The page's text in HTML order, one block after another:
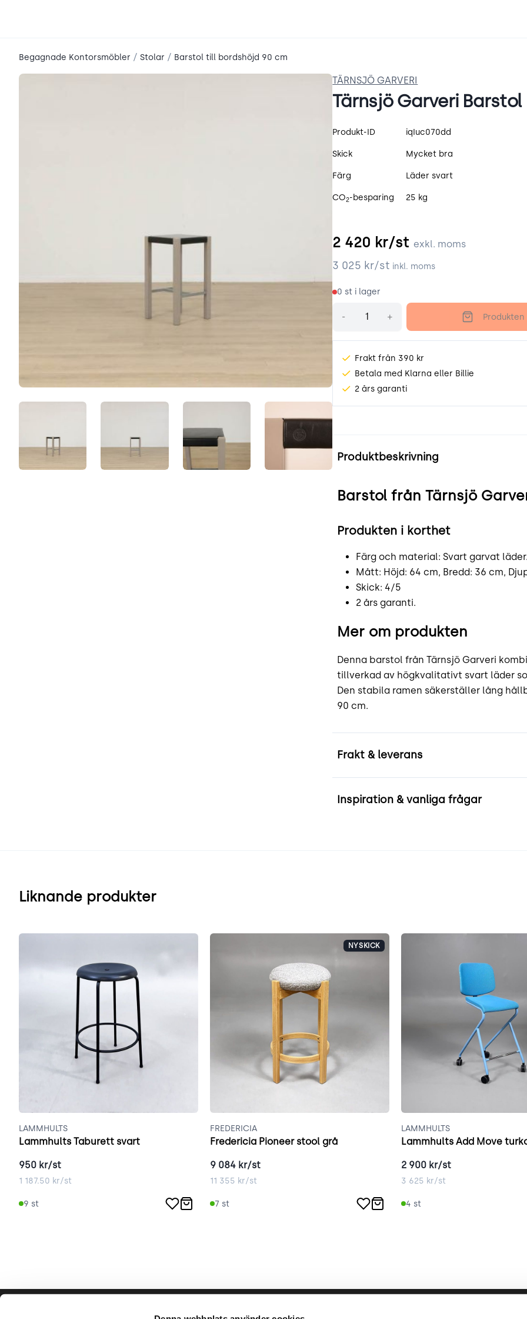
Begagnade Kontorsmöbler / Stolar / Barstol till bordshöjd 90 cm
g9b8Y_BDo3fs.jpeg5RnGFO8AISX7.jpegND4tJExD8tTV.jpeg -II4cex_siLp.jpeg
TÄRNSJÖ GARVERI
Tärnsjö Garveri
Produktspecifikation
Produkt-ID iqIuc070dd
Skick Mycket bra
Färg Läder svart
CO2-besparing 25 kg
2 420 kr/st exkl. moms
3 025 kr/st inkl. moms
0 st i lager
- +
Frakt från 390 kr
Betala med Klarna eller Billie
2 års garanti
Produktbeskrivning
Barstol från Tärnsjö
Produkten i korthet
Färg och material: Svart garvat läder.
Mått: Höjd: 64 cm, Bredd: 36 cm,
Skick: 4/5
2 års garanti.
Mer om produkten
Denna barstol från Tärnsjö Garveri
tillverkad av högkvalitativt svart läder
Den stabila ramen säkerställer lång
90 cm.
Frakt & leverans
Inspiration & vanliga frågar
Liknande produkter
LAMMHULTS
Lammhults Taburett svart
950 kr/st
1 187.50 kr/st
9 st
NYSKICK
FREDERICIA
Fredericia Pioneer stool grå
9 084 kr/st
11 355 kr/st
7 st
LAMMHULTS
Lammhults Add Move
2 900 kr/st
3 625 kr/st
4 st
Hjälp & support Vårt hållbara arbete